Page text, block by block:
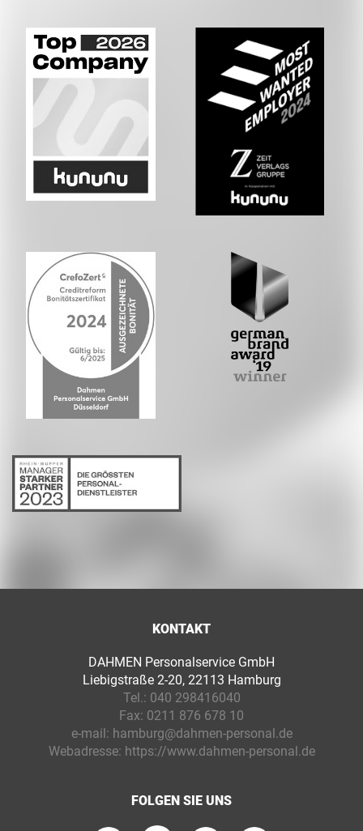
KONTAKT
DAHMEN Personalservice GmbH
Liebigstraße 2-20, 22113 Hamburg
Tel.: 040 298416040
Fax: 0211 876 678 10
e-mail: hamburg@dahmen-personal.de
Webadresse: https://www.dahmen-personal.de
FOLGEN SIE UNS